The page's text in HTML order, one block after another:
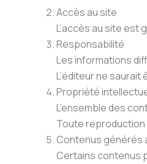
Accès au site
L’accès au site est
Responsabilité
Les informations
L’éditeur ne
Propriété
L’ensemble des
Toute
Contenus générés
Certains contenus